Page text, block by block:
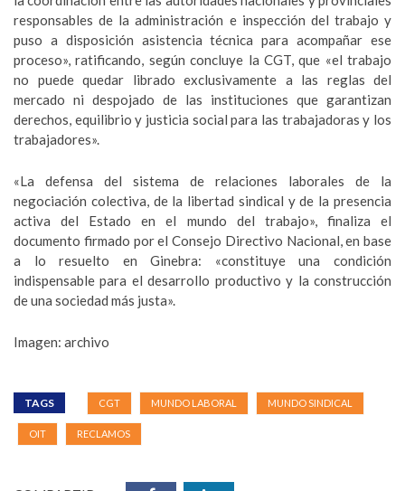
responsables de la administración e inspección del trabajo y
puso a disposición asistencia técnica para acompañar ese
proceso», ratificando, según concluye la CGT, que «el trabajo
no puede quedar librado exclusivamente a las reglas del
mercado ni despojado de las instituciones que garantizan
derechos, equilibrio y justicia social para las trabajadoras y los
trabajadores».
«La defensa del sistema de relaciones laborales de la
negociación colectiva, de la libertad sindical y de la presencia
activa del Estado en el mundo del trabajo», finaliza el
documento firmado por el Consejo Directivo Nacional, en base
a lo resuelto en Ginebra: «constituye una condición
indispensable para el desarrollo productivo y la construcción
de una sociedad más justa».
Imagen: archivo
TAGS CGT MUNDO LABORAL MUNDO SINDICAL
OIT RECLAMOS